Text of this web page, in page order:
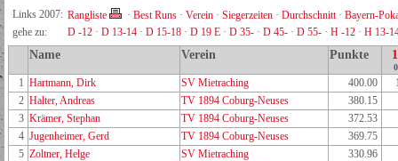
Links 2007: Rangliste · Best Runs · Verein · Siegerzeiten · Durchschnitt· Bayern-
gehe zu:
D -12 · D 13-14 · D 15-18 · D 19 E · D 35- · D 45- · D 55- · H -12 · H 13-
Name Verein Punkte
1 Hartmann, Dirk SV Mietraching 400.00
2 Halter, Andreas TV 1894 Coburg-Neuses
380.15
3 Krämer, Stephan TV 1894 Coburg-Neuses
372.53
4 Jugenheimer, Gerd TV 1894 Coburg-Neuses
369.75
5 Zoltner, Helge SV Mietraching
330.96